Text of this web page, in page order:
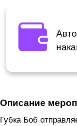
Описание
Губка Боб